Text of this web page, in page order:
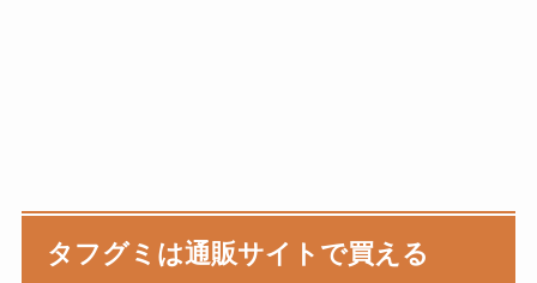
タフグミ は通販サイトで買える